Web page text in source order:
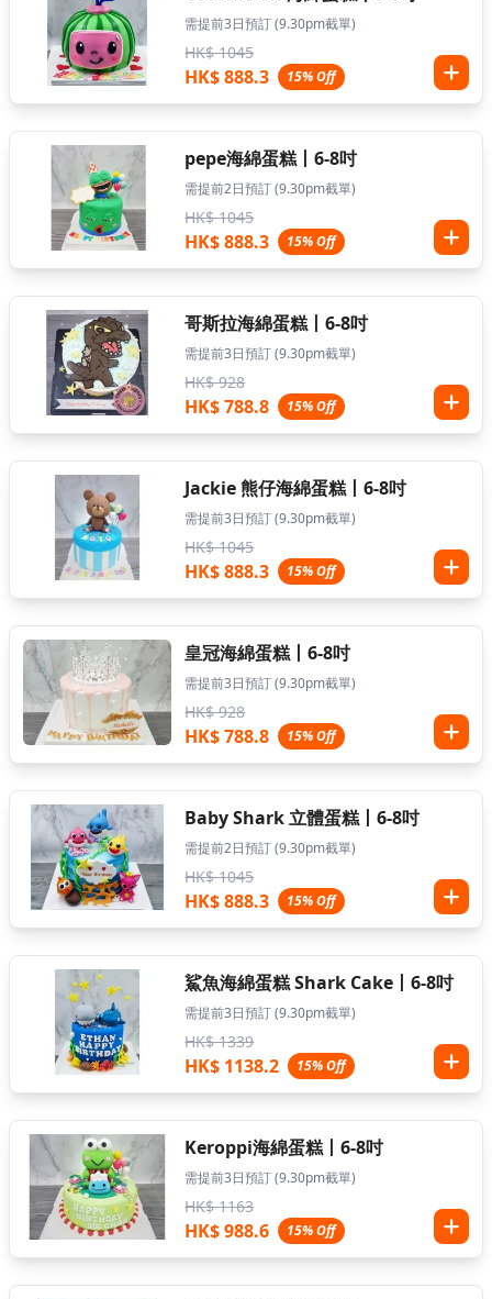
需提前3日預訂 (9.30pm截單)
HK$ 1045
HK$ 888.3 15% Off
pepe海綿蛋糕丨6-8吋
需提前2日預訂 (9.30pm截單)
HK$ 1045
HK$ 888.3 15% Off
哥斯拉海綿蛋糕丨6-8吋
需提前3日預訂 (9.30pm截單)
HK$ 928
HK$ 788.8 15% Off
Jackie 熊仔海綿蛋糕丨6-8吋
需提前3日預訂 (9.30pm截單)
HK$ 1045
HK$ 888.3 15% Off
皇冠海綿蛋糕丨6-8吋
需提前3日預訂 (9.30pm截單)
HK$ 928
HK$ 788.8 15% Off
Baby Shark 立體蛋糕丨6-8吋
需提前2日預訂 (9.30pm截單)
HK$ 1045
HK$ 888.3 15% Off
鯊魚海綿蛋糕 Shark Cake丨6-8吋
需提前3日預訂 (9.30pm截單)
HK$ 1339
HK$ 1138.2 15% Off
Keroppi海綿蛋糕丨6-8吋
需提前3日預訂 (9.30pm截單)
HK$ 1163
HK$ 988.6 15% Off